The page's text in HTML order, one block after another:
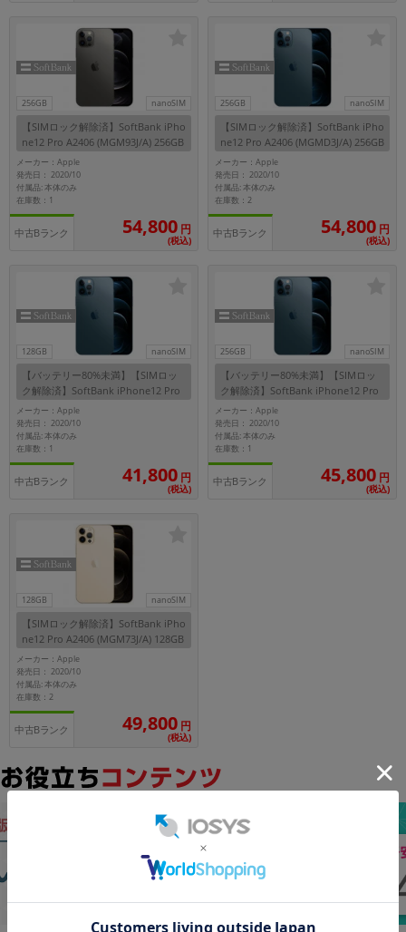
256GB nanoSIM
【SIMロック解除済】SoftBank iPho
ne12 Pro A2406 (MGM93J/A) 256GB
グラファイト
メーカー：Apple
発売日： 2020/10
付属品: 本体のみ
在庫数：1
中古Bランク 54,800 円
(税込)
256GB nanoSIM
【SIMロック解除済】SoftBank iPho
ne12 Pro A2406 (MGMD3J/A) 256GB
パシフィックブルー
メーカー：Apple
発売日： 2020/10
付属品: 本体のみ
在庫数：2
中古Bランク 54,800 円
(税込)
128GB nanoSIM
【バッテリー80%未満】【SIMロッ
ク解除済】SoftBank iPhone12 Pro
A2406 (MGM83J/A) 128GB パシフィ
ックブルー
メーカー：Apple
発売日： 2020/10
付属品: 本体のみ
在庫数：1
中古Bランク 41,800 円
(税込)
256GB nanoSIM
【バッテリー80%未満】【SIMロッ
ク解除済】SoftBank iPhone12 Pro
A2406 (MGMD3J/A) 256GB パシフィ
ックブルー
メーカー：Apple
発売日： 2020/10
付属品: 本体のみ
在庫数：1
中古Bランク 45,800 円
(税込)
128GB nanoSIM
【SIMロック解除済】SoftBank iPho
ne12 Pro A2406 (MGM73J/A) 128GB
ゴールド
メーカー：Apple
発売日： 2020/10
付属品: 本体のみ
在庫数：2
中古Bランク 49,800 円
(税込)
容量
~
モニタサイズ
円
発売日
年 月 から
月 まで
各項目のチェックボックスは「or検索」となります。
ただし機能別のみ「and検索」となります。